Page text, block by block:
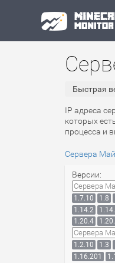
Быстрая
IP адреса
которых
процесса и
Сервера
Версии:
Сервера
1.7.10
1.8
1.14.2
1.20.4
Сервера
1.2.10
1.3
1.16.201